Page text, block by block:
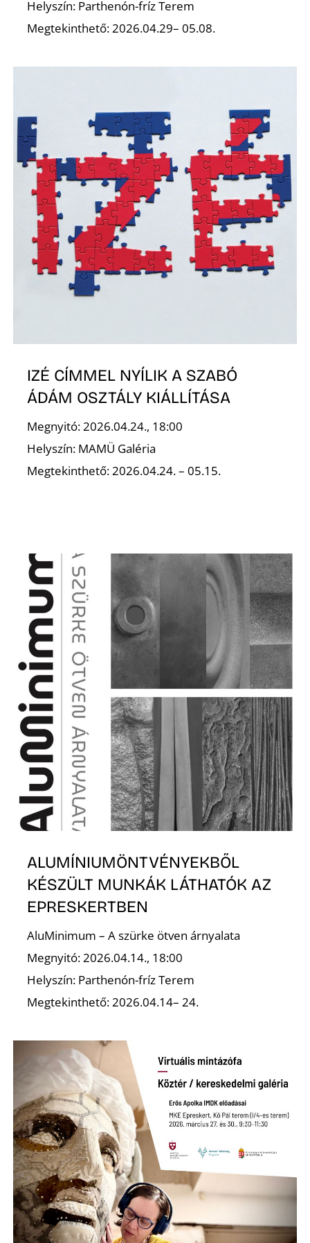
Helyszín: Parthenón-fríz Terem
Megtekinthető: 2026.04.29– 05.08.
IZÉ CÍMMEL NYÍLIK A SZABÓ
ÁDÁM OSZTÁLY KIÁLLÍTÁSA
Megnyitó: 2026.04.24., 18:00
Helyszín: MAMÜ Galéria
Megtekinthető: 2026.04.24. – 05.15.
ALUMÍNIUMÖNTVÉNYEKBŐL
KÉSZÜLT MUNKÁK LÁTHATÓK AZ
EPRESKERTBEN
AluMinimum – A szürke ötven árnyalata
Megnyitó: 2026.04.14., 18:00
Helyszín: Parthenón-fríz Terem
Megtekinthető: 2026.04.14– 24.